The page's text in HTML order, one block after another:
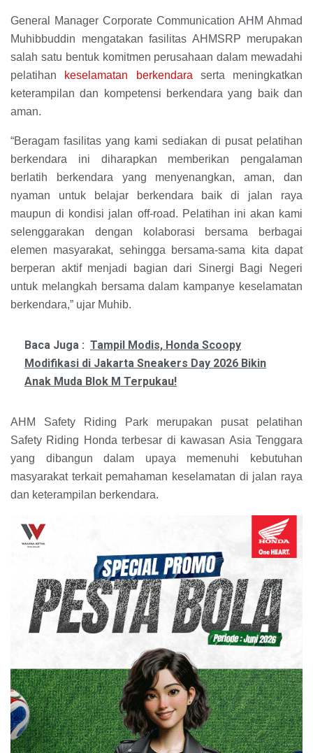
General Manager Corporate Communication AHM Ahmad
Muhibbuddin mengatakan fasilitas AHMSRP merupakan
salah satu bentuk komitmen perusahaan dalam mewadahi
pelatihan
keselamatan berkendara serta meningkatkan
keterampilan dan kompetensi berkendara yang baik dan
aman.
“Beragam fasilitas yang kami sediakan di pusat pelatihan
berkendara ini diharapkan memberikan pengalaman
berlatih berkendara yang menyenangkan, aman, dan
nyaman untuk belajar berkendara baik di jalan raya
maupun di kondisi jalan off-road. Pelatihan ini akan kami
selenggarakan dengan kolaborasi bersama berbagai
elemen masyarakat, sehingga bersama-sama kita dapat
berperan aktif menjadi bagian dari Sinergi Bagi Negeri
untuk melangkah bersama dalam kampanye keselamatan
berkendara,” ujar Muhib.
Baca Juga : Tampil Modis, Honda Scoopy
Modifikasi di Jakarta Sneakers Day 2026 Bikin
Anak Muda Blok M Terpukau!
AHM Safety Riding Park merupakan pusat pelatihan
Safety Riding Honda terbesar di kawasan Asia Tenggara
yang dibangun dalam upaya memenuhi kebutuhan
masyarakat terkait pemahaman keselamatan di jalan raya
dan keterampilan berkendara.